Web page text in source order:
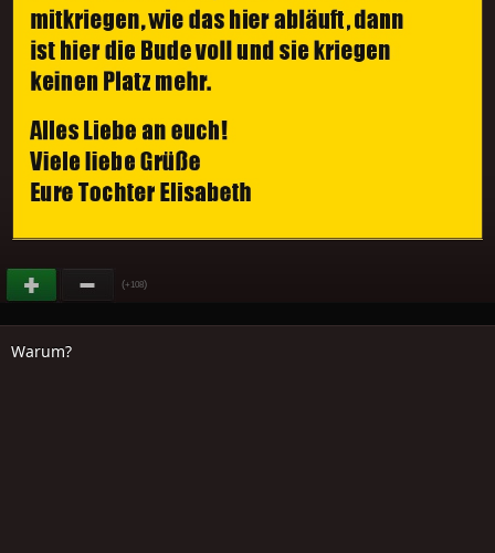
(+108)
Warum?